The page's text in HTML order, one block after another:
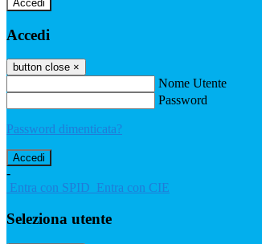
Accedi
Accedi
button close ×
Nome Utente
Password
Password dimenticata?
-
Entra con SPID Entra con CIE
Seleziona utente